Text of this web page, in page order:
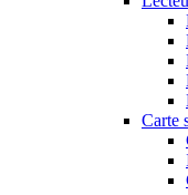
Carte